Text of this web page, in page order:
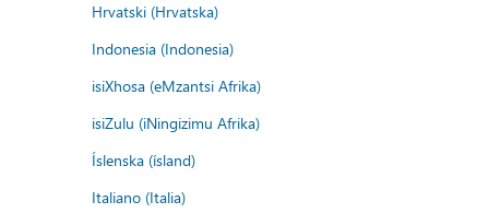
Hrvatski (Hrvatska)
Indonesia (Indonesia)
isiXhosa (eMzantsi Afrika)
isiZulu (iNingizimu Afrika)
Íslenska (ísland)
Italiano (Italia)